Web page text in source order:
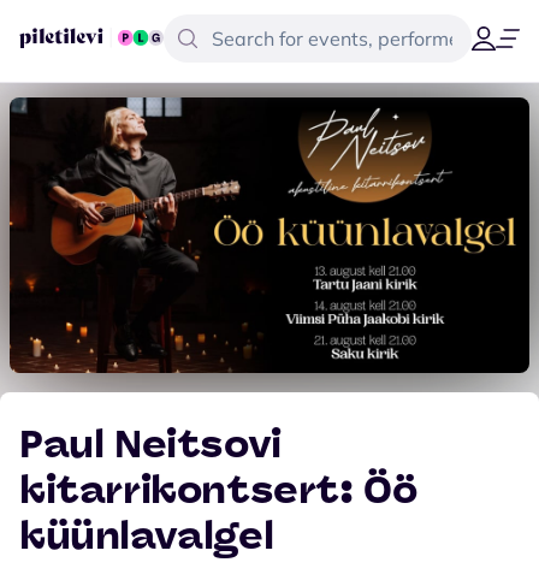
Paul Neitsovi
kitarrikontsert: Öö
küünlavalgel